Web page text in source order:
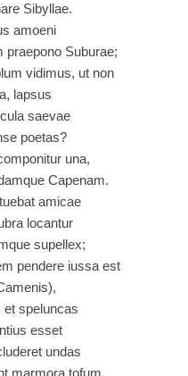
Sibyllae.
amoeni
Suburae;
vidimus, ut non
lapsus
saevae
poetas?
una,
Capenam.
amicae
locantur
supellex;
pendere iussa est
et speluncas
esset
undas
marmora tofum.